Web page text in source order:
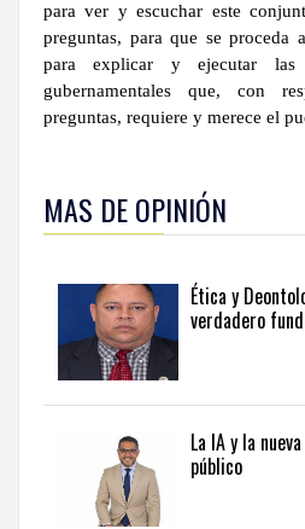
para ver y escuchar este
preguntas, para que se proceda
para explicar y ejecutar las
gubernamentales que, con
preguntas, requiere y merece el
MAS DE OPINIÓN
Ética y
verdadero
La IA y la
público